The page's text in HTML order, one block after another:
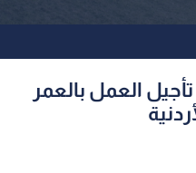
العمل بالعمر